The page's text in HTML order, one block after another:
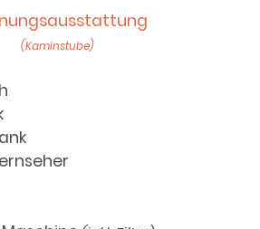
(Kaminstube)